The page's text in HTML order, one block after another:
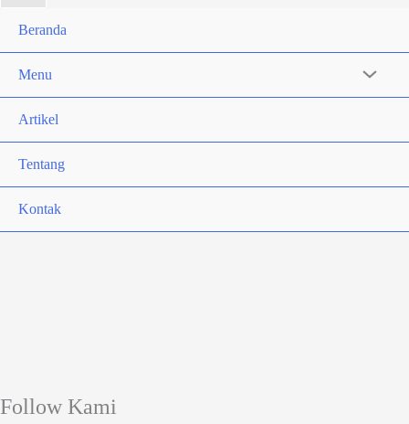
Beranda
Menu
Artikel
Tentang
Kontak
Follow Kami